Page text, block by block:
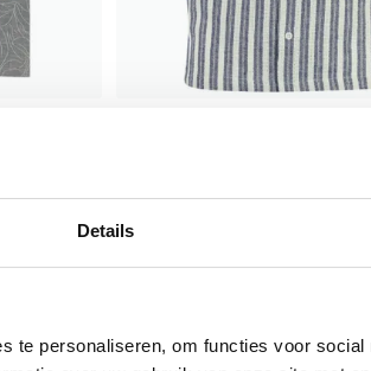
Details
te personaliseren, om functies voor social